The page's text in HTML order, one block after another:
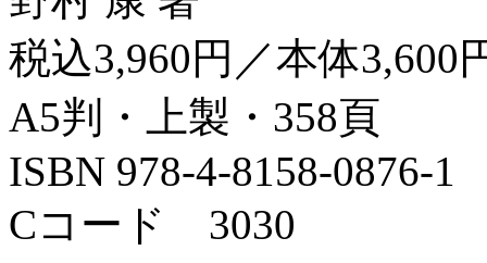
税込3,960円／本体3,600
A5判・上製・358頁
ISBN 978-4-8158-0876-1
Cコード 3030